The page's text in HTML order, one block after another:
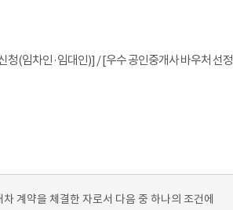
(임차인·임대인)] / [우수 공인중개사 바우처 선정
계약을 체결한 자로서 다음 중 하나의 조건에